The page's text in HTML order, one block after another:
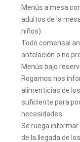
Menús a mesa
adultos de la
niños)
Todo comensal
antelación o no
Menús bajo
Rogamos nos
alimenticias de
suficiente para
necesidades.
Se ruega
de la llegada de